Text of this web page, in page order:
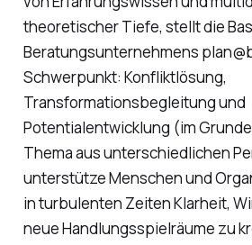
theoretischer Tiefe, stellt die
Beratungsunternehmens
Schwerpunkt: Konfliktlösung,
Transformationsbegleitung und
Potentialentwicklung (im
Thema aus unterschiedlichen
unterstütze Menschen und
in turbulenten Zeiten Klarheit,
neue Handlungsspielräume zu